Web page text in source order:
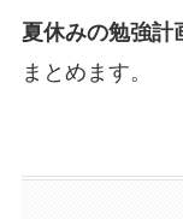
夏休みの勉強計
まとめます。